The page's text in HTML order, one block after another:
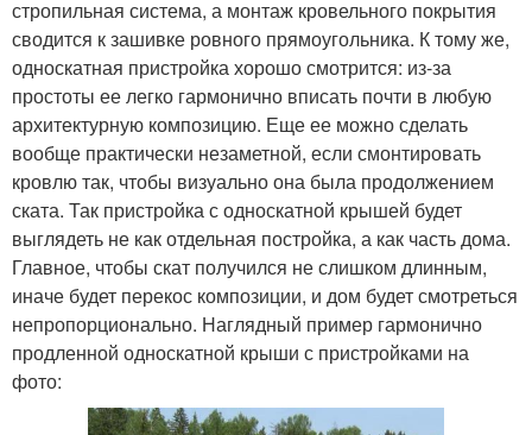
стропильная система, а монтаж кровельного покрытия
сводится к зашивке ровного прямоугольника. К тому же,
односкатная пристройка хорошо смотрится: из-за
простоты ее легко гармонично вписать почти в любую
архитектурную композицию. Еще ее можно сделать
вообще практически незаметной, если смонтировать
кровлю так, чтобы визуально она была продолжением
ската. Так пристройка с односкатной крышей будет
выглядеть не как отдельная постройка, а как часть дома.
Главное, чтобы скат получился не слишком длинным,
иначе будет перекос композиции, и дом будет смотреться
непропорционально. Наглядный пример гармонично
продленной односкатной крыши с пристройками на
фото: